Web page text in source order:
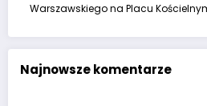
Warszawskiego na Placu
Najnowsze komentarze